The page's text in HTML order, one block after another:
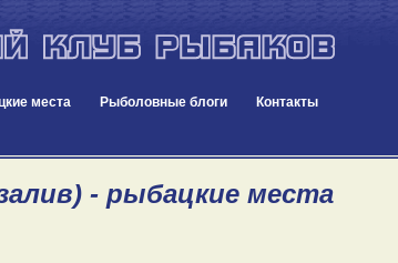
места Рыболовные блоги Контакты
- рыбацкие места